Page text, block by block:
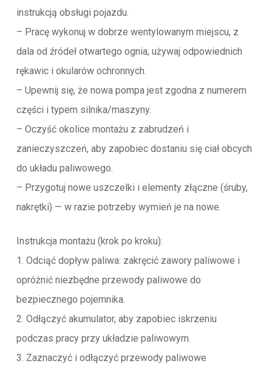
instrukcją obsługi pojazdu.
– Pracę wykonuj w dobrze wentylowanym miejscu, z
dala od źródeł otwartego ognia; używaj odpowiednich
rękawic i okularów ochronnych.
– Upewnij się, że nowa pompa jest zgodna z numerem
części i typem silnika/maszyny.
– Oczyść okolice montażu z zabrudzeń i
zanieczyszczeń, aby zapobiec dostaniu się ciał obcych
do układu paliwowego.
– Przygotuj nowe uszczelki i elementy złączne (śruby,
nakrętki) — w razie potrzeby wymień je na nowe.
Instrukcja montażu (krok po kroku):
1. Odciąć dopływ paliwa: zakręcić zawory paliwowe i
opróżnić niezbędne przewody paliwowe do
bezpiecznego pojemnika.
2. Odłączyć akumulator, aby zapobiec iskrzeniu
podczas pracy przy układzie paliwowym.
3. Zaznaczyć i odłączyć przewody paliwowe